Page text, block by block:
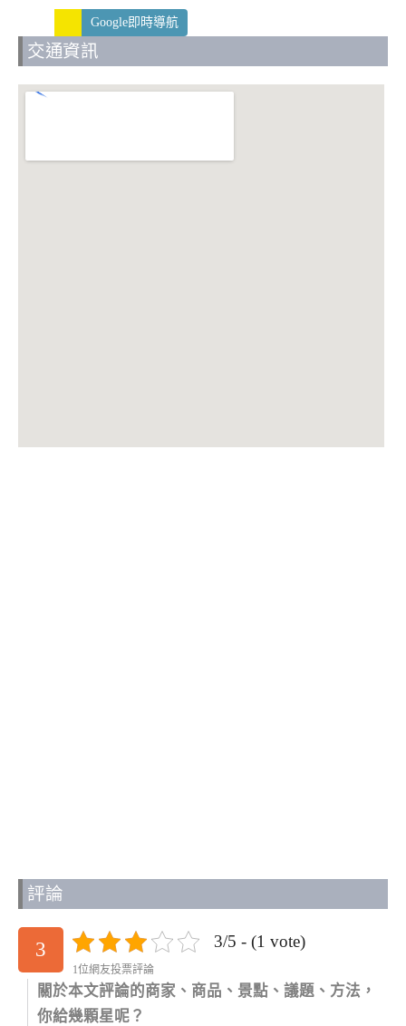
Google即時導航
交通資訊
評論
3 3/5 - (1 vote)
1位網友投票評論
關於本文評論的商家、商品、景點、議題、方法，
你給幾顆星呢？